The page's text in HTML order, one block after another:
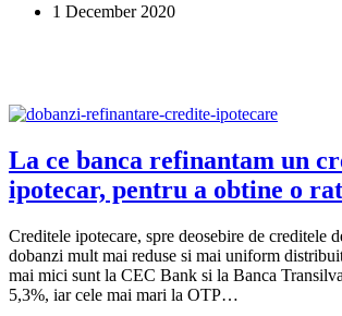
dobanzi?
1 December 2020
La ce banca refinantam un
ipotecar, pentru a obtine o
Creditele ipotecare, spre deosebire de creditele
dobanzi mult mai reduse si mai uniform
mai mici sunt la CEC Bank si la Banca
5,3%, iar cele mai mari la OTP…